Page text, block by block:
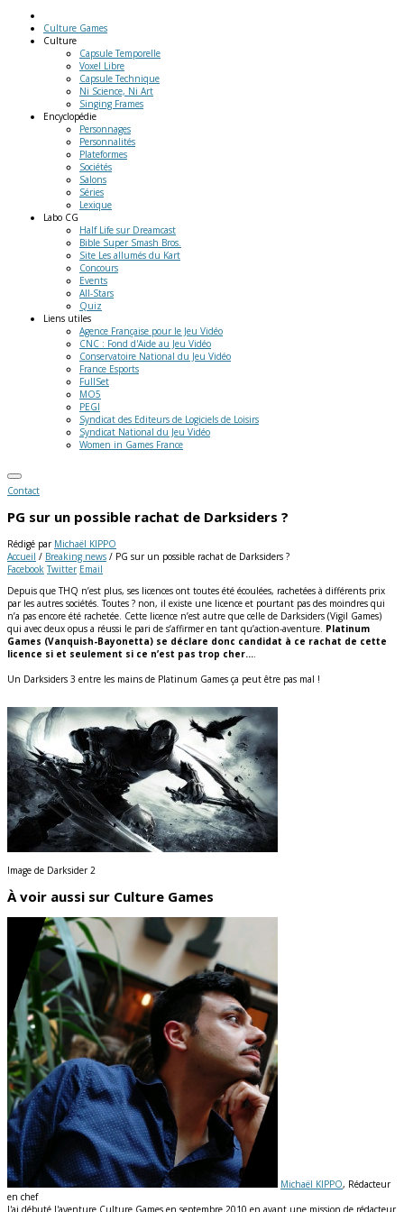
Culture Games
Culture
Capsule Temporelle
Voxel Libre
Capsule Technique
Ni Science, Ni Art
Singing Frames
Encyclopédie
Personnages
Personnalités
Plateformes
Sociétés
Salons
Séries
Lexique
Labo CG
Half Life sur Dreamcast
Bible Super Smash Bros.
Site Les allumés du Kart
Concours
Events
All-Stars
Quiz
Liens utiles
Agence Française pour le Jeu Vidéo
CNC : Fond d'Aide au Jeu Vidéo
Conservatoire National du Jeu Vidéo
France Esports
FullSet
MO5
PEGI
Syndicat des Editeurs de Logiciels de Loisirs
Syndicat National du Jeu Vidéo
Women in Games France
Contact
PG sur un possible rachat de Darksiders ?
Rédigé par Michaël KIPPO
Accueil / Breaking news / PG sur un possible rachat de Darksiders ?
Facebook Twitter Email
Depuis que THQ n’est plus, ses licences ont toutes été écoulées, rachetées à différents prix
par les autres sociétés. Toutes ? non, il existe une licence et pourtant pas des moindres qui
n’a pas encore été rachetée. Cette licence n’est autre que celle de Darksiders (Vigil Games)
qui avec deux opus a réussi le pari de s’affirmer en tant qu’action-aventure. Platinum
Games (Vanquish-Bayonetta) se déclare donc candidat à ce rachat de cette
licence si et seulement si ce n’est pas trop cher….
Un Darksiders 3 entre les mains de Platinum Games ça peut être pas mal !
Image de Darksider 2
À voir aussi sur Culture Games
Michaël KIPPO, Rédacteur
en chef
J'ai débuté l'aventure Culture Games en septembre 2010 en ayant une mission de rédacteur